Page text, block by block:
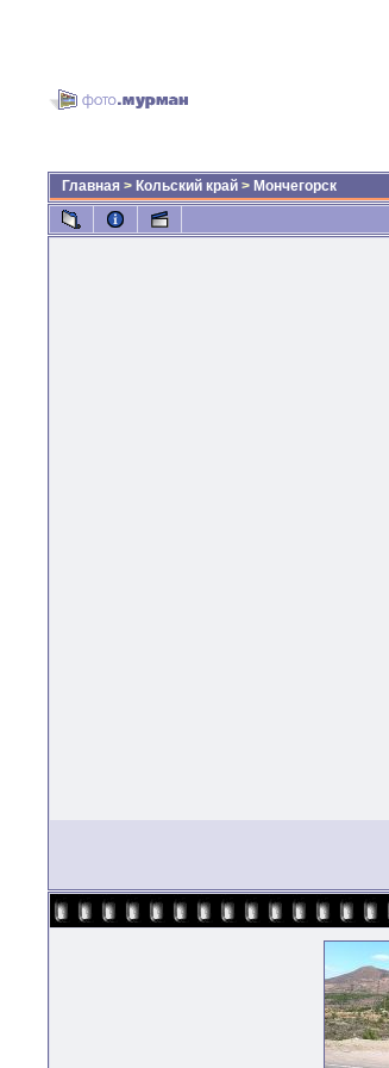
Главная > Кольский край > Мончегорск